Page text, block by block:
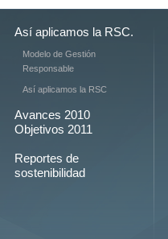
Así aplicamos la RSC.
Modelo de Gestión
Responsable
Así aplicamos la RSC
Avances 2010
Objetivos 2011
Reportes de
sostenibilidad